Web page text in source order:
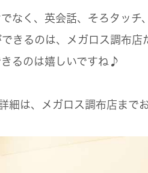
なく、英会話、そろタッチ
きるのは、メガロス調布店
るのは嬉しいですね♪
細は、メガロス調布店まで